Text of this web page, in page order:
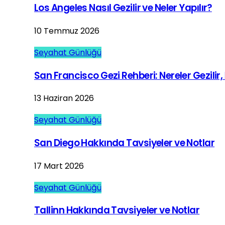
Los Angeles Nasıl Gezilir ve Neler Yapılır?
10 Temmuz 2026
Seyahat Günlüğü
San Francisco Gezi Rehberi: Nereler Gezilir,
13 Haziran 2026
Seyahat Günlüğü
San Diego Hakkında Tavsiyeler ve Notlar
17 Mart 2026
Seyahat Günlüğü
Tallinn Hakkında Tavsiyeler ve Notlar